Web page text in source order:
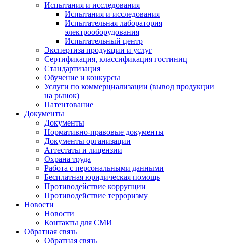
Испытания и исследования
Испытания и исследования
Испытательная лаборатория
электрооборудования
Испытательный центр
Экспертиза продукции и услуг
Сертификация, классификация гостиниц
Стандартизация
Обучение и конкурсы
Услуги по коммерциализации (вывод продукции
на рынок)
Патентование
Документы
Документы
Нормативно-правовые документы
Документы организации
Аттестаты и лицензии
Охрана труда
Работа с персональными данными
Бесплатная юридическая помощь
Противодействие коррупции
Противодействие терроризму
Новости
Новости
Контакты для СМИ
Обратная связь
Обратная связь